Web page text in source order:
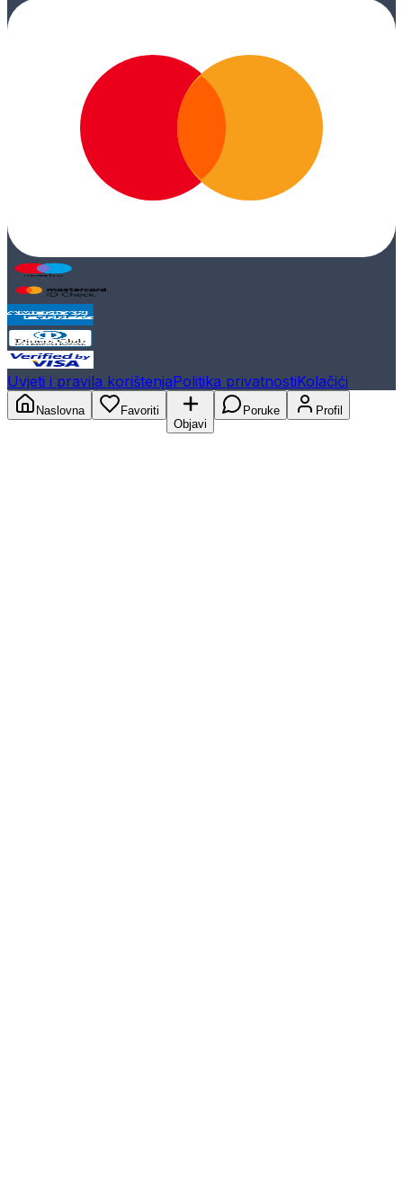
Uvjeti i pravila korištenjaPolitika privatnostiKolačići
Naslovna
Favoriti
Objavi
Poruke Profil